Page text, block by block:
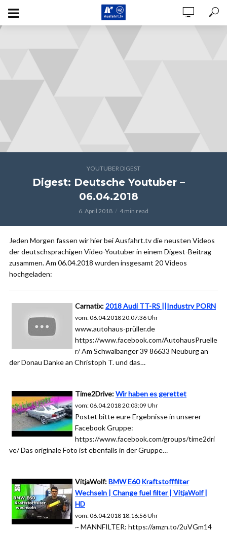
YOUTUBER DIGEST
Digest: Deutsche Youtuber –
06.04.2018
6. April 2018 4 min read
Jeden Morgen fassen wir hier bei Ausfahrt.tv die neusten Videos
der deutschsprachigen Video-Youtuber in einem Digest-Beitrag
zusammen. Am 06.04.2018 wurden insgesamt 20 Videos
hochgeladen:
Carnatix:2018 Audi TT-RS ||Industry PORN
vom: 06.04.2018 20:07:36 Uhr
www.autohaus-prüller.de
https://www.facebook.com/AutohausPruelle
r/ Am Schwalbanger 39 86633 Neuburg an
der Donau Danke an Christoph T. und das…
Time2Drive:Wir haben es gerettet
vom: 06.04.2018 20:03:09 Uhr
Postet bitte eure Ergebnisse in unserer
Facebook Gruppe:
https://www.facebook.com/groups/time2dri
ve/ Das originale Foto ist ebenfalls in der Gruppe…
VitjaWolf:BMW E60 Kraftstofffilter
Wechseln | Change fuel filter | VitjaWolf |
HD
vom: 06.04.2018 18:16:56 Uhr
~ MANNFILTER: https://amzn.to/2uVGm14